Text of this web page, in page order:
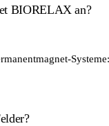
BIORELAX an?